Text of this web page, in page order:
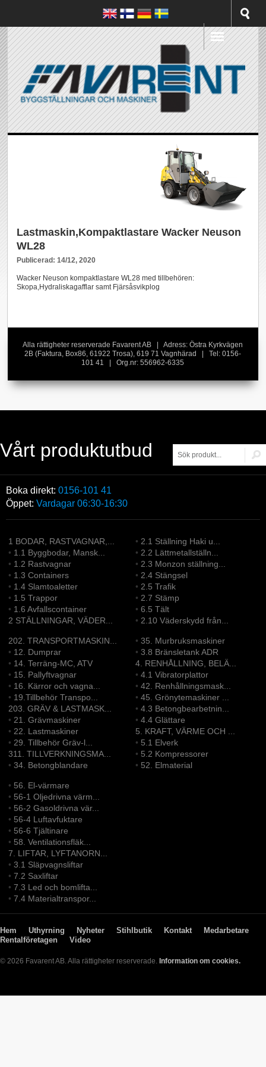
Lastmaskin,Kompaktlastare Wacker Neuson
WL28
Publicerad: 14/12, 2020
Wacker Neuson kompaktlastare WL28 med tillbehören:
Skopa,Hydraliskagafflar samt Fjärsåsvikplog
Alla rättigheter reserverade Favarent AB | Adress: Östra Kyrkvägen
2B (Faktura, Box86, 61922 Trosa), 619 71 Vagnhärad | Tel: 0156-
101 41 | Org.nr: 556962-6335
Vårt produktutbud
Boka direkt: 0156-101 41
Öppet: Vardagar 06:30-16:30
1 BODAR, RASTVAGNAR,...
• 1.1 Byggbodar, Mansk...
• 1.2 Rastvagnar
• 1.3 Containers
• 1.4 Slamtoaletter
• 1.5 Trappor
• 1.6 Avfallscontainer
2 STÄLLNINGAR, VÄDER...
• 2.1 Ställning Haki u...
• 2.2 Lättmetallställn...
• 2.3 Monzon ställning...
• 2.4 Stängsel
• 2.5 Trafik
• 2.7 Stämp
•6.5 Tält
• 2.10 Väderskydd från...
202. TRANSPORTMASKIN...
• 12. Dumprar
• 14. Terräng-MC, ATV
• 15. Pallyftvagnar
• 16. Kärror och vagna...
• 19.Tillbehör Transpo...
203. GRÄV & LASTMASK...
• 21. Grävmaskiner
• 22. Lastmaskiner
• 29. Tillbehör Gräv-l...
311. TILLVERKNINGSMA...
•34. Betongblandare
•35. Murbruksmaskiner
•3.8 Bränsletank ADR
4. RENHÅLLNING, BELÄ...
•4.1 Vibratorplattor
•42. Renhållningsmask...
•45. Grönytemaskiner ...
•4.3 Betongbearbetnin...
•4.4 Glättare
5. KRAFT, VÄRME OCH ...
• 5.1 Elverk
• 5.2 Kompressorer
• 52. Elmaterial
• 56. El-värmare
• 56-1 Oljedrivna värm...
• 56-2 Gasoldrivna vär...
• 56-4 Luftavfuktare
• 56-6 Tjältinare
• 58. Ventilationsfläk...
7. LIFTAR, LYFTANORN...
•3.1 Släpvagnsliftar
•7.2 Saxliftar
•7.3 Led och bomlifta...
•7.4 Materialtranspor...
Hem Uthyrning Nyheter Stihlbutik Kontakt
Medarbetare
Rentalföretagen
Video
© 2026 Favarent AB. Alla rättigheter reserverade. Information om cookies.